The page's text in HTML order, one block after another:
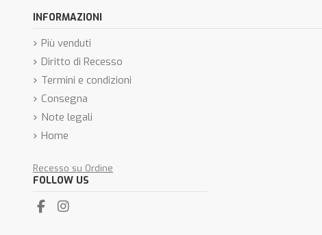
INFORMAZIONI
Più venduti
Diritto di Recesso
Termini e condizioni
Consegna
Note legali
Home
Recesso su Ordine
FOLLOW US